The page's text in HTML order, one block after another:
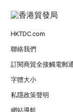
HKTDC.com
聯絡我們
訂閱商貿全接觸電郵
字體大小
私隱政策聲明
網站導航